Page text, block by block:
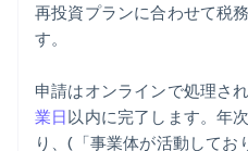
再投資プランに合わせて税
す。
申請はオンラインで処理さ
業日以内に完了します。年
り、(「事業体が活動してお